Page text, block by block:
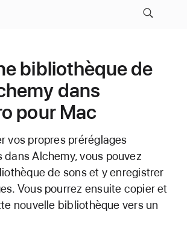
bibliothèque de
dans
pour Mac
vos propres préréglages
dans Alchemy, vous pouvez
de sons et y enregistrer
Vous pourrez ensuite copier et
nouvelle bibliothèque vers un